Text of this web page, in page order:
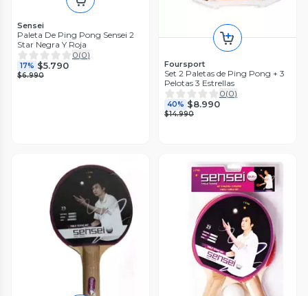
Sensei
Paleta De Ping Pong Sensei 2
Star Negra Y Roja
0(0)
17% $5.790
$6.990
Foursport
Set 2 Paletas de Ping Pong + 3
Pelotas 3 Estrellas
0(0)
40% $8.990
$14.990